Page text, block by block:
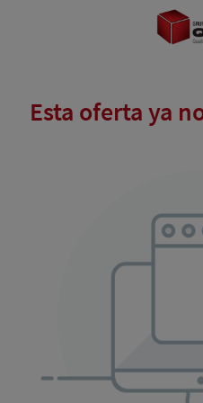
Esta oferta ya